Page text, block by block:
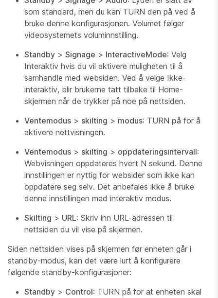
som standard, men du kan TURN den på ved å
bruke denne konfigurasjonen. Volumet følger
videosystemets voluminnstilling.
Standby > Signage > InteractiveMode: Velg
Interaktiv hvis du vil aktivere muligheten til å
samhandle med websiden. Ved å velge Ikke-
interaktiv, blir brukerne tatt tilbake til Home-
skjermen når de trykker på noe på nettsiden.
Ventemodus > skilting > modus: TURN på for å
aktivere nettvisningen.
Ventemodus > skilting > oppdateringsintervall:
Webvisningen oppdateres hvert N sekund. Denne
innstillingen er nyttig for websider som ikke kan
oppdatere seg selv. Det anbefales ikke å bruke
denne innstillingen med interaktiv modus.
Skilting > URL: Skriv inn URL-adressen til
nettsiden du vil vise på skjermen.
Siden nettsiden vises på skjermen før enheten går i
standby-modus, kan det være lurt å konfigurere
følgende standby-konfigurasjoner:
Standby > Control: TURN på for at enheten skal